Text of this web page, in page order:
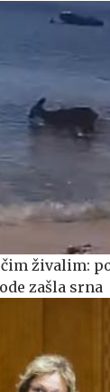
živalim:
zašla srna